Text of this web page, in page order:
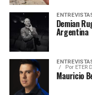
Demian
Argentina
Por ETER
Mauricio